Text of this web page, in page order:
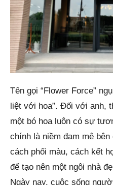
Tên gọi “Flower Force”
liệt với hoa”. Đối với anh,
một bó hoa luôn có sự
chính là niềm đam mê
cách phối màu, cách kết
để tạo nên một ngôi nhà
Ngày nay, cuộc sống